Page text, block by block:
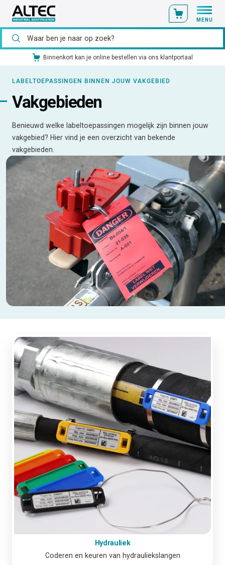
MENU
Ons catalogusmateriaal standaard uit voorraad leverbaar
LABELTOEPASSINGEN BINNEN JOUW VAKGEBIED
Vakgebieden
Benieuwd welke labeltoepassingen mogelijk zijn binnen jouw
vakgebied? Hier vind je een overzicht van bekende
vakgebieden.
Hydrauliek
Coderen en keuren van hydrauliekslangen